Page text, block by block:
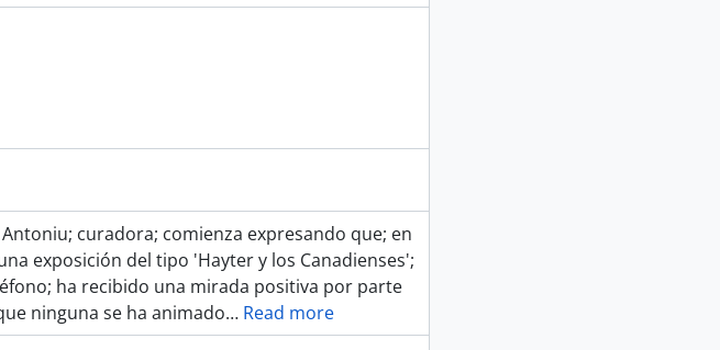
Antoniu; curadora; comienza expresando que; en
exposición del tipo 'Hayter y los Canadienses';
ha recibido una mirada positiva por parte
ninguna se ha animado… Read more